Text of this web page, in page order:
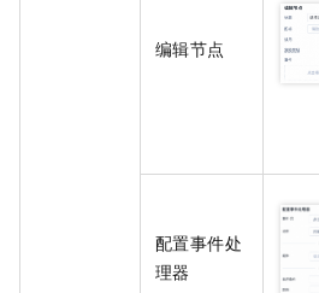
编辑节点
配置事件处
理器